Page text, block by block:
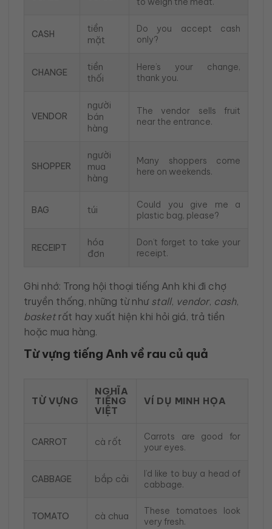
CASH
tiền
mặt
Do you accept cash
only?
CHANGE
tiền
thối
Here’s your change,
thank you.
VENDOR
người
bán
hàng
The vendor sells fruit
near the entrance.
SHOPPER
người
mua
hàng
Many shoppers come
here on weekends.
BAG túi
Could you give me a
plastic bag, please?
RECEIPT
hóa
đơn
Don’t forget to take your
receipt.
Ghi nhớ: Trong hội thoại tiếng Anh khi đi chợ
truyền thống, những từ như stall, vendor, cash,
basket rất hay xuất hiện khi hỏi giá, trả tiền
hoặc mua hàng.
Từ vựng tiếng Anh về rau củ quả
TỪ VỰNG
NGHĨA
TIẾNG
VIỆT
VÍ DỤ MINH HỌA
CARROT cà rốt
Carrots are good for
your eyes.
CABBAGE bắp cải
I’d like to buy a head of
cabbage.
TOMATO cà chua
These tomatoes look
very fresh.